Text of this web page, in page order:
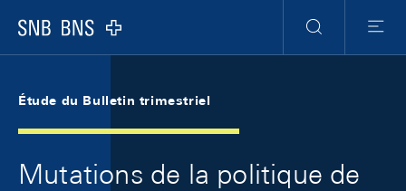
Logo
RechercheMenu
Étude du Bulletin trimestriel
Mutations de la politique de